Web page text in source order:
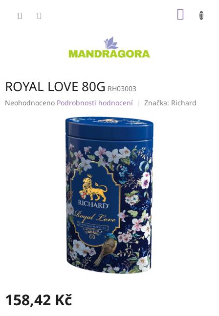
ROYAL LOVE 80G RH03003
Průměrné
Neohodnoceno Podrobnosti hodnocení Značka: Richard
158,42 Kč